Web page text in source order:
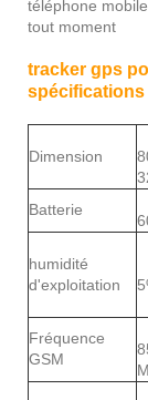
téléphone
tout moment
tracker gps
spécifications
Dimension
Batterie
humidité
d'exploitation
Fréquence
GSM